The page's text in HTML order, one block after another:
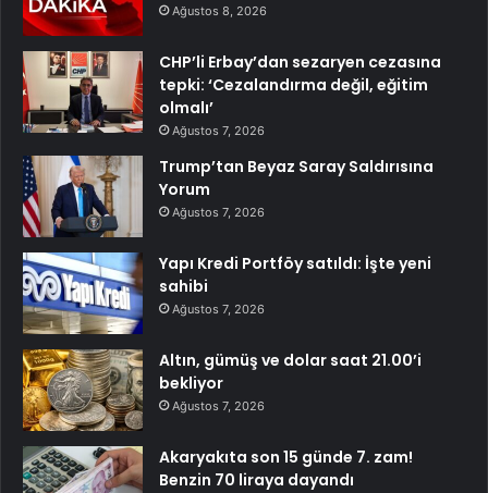
Ağustos 8, 2026
CHP’li Erbay’dan sezaryen cezasına
tepki: ‘Cezalandırma değil, eğitim
olmalı’
Ağustos 7, 2026
Trump’tan Beyaz Saray Saldırısına
Yorum
Ağustos 7, 2026
Yapı Kredi Portföy satıldı: İşte yeni
sahibi
Ağustos 7, 2026
Altın, gümüş ve dolar saat 21.00’i
bekliyor
Ağustos 7, 2026
Akaryakıta son 15 günde 7. zam!
Benzin 70 liraya dayandı